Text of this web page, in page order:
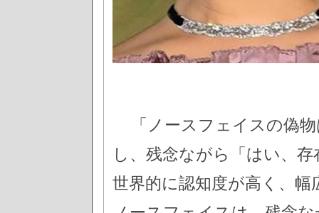
「ノースフェイスの偽
し、残念ながら「はい、
世界的に認知度が高く、